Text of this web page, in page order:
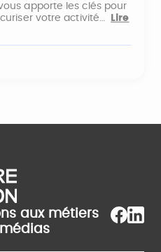
apporte les clés pour
votre activité…
Lire
aux métiers